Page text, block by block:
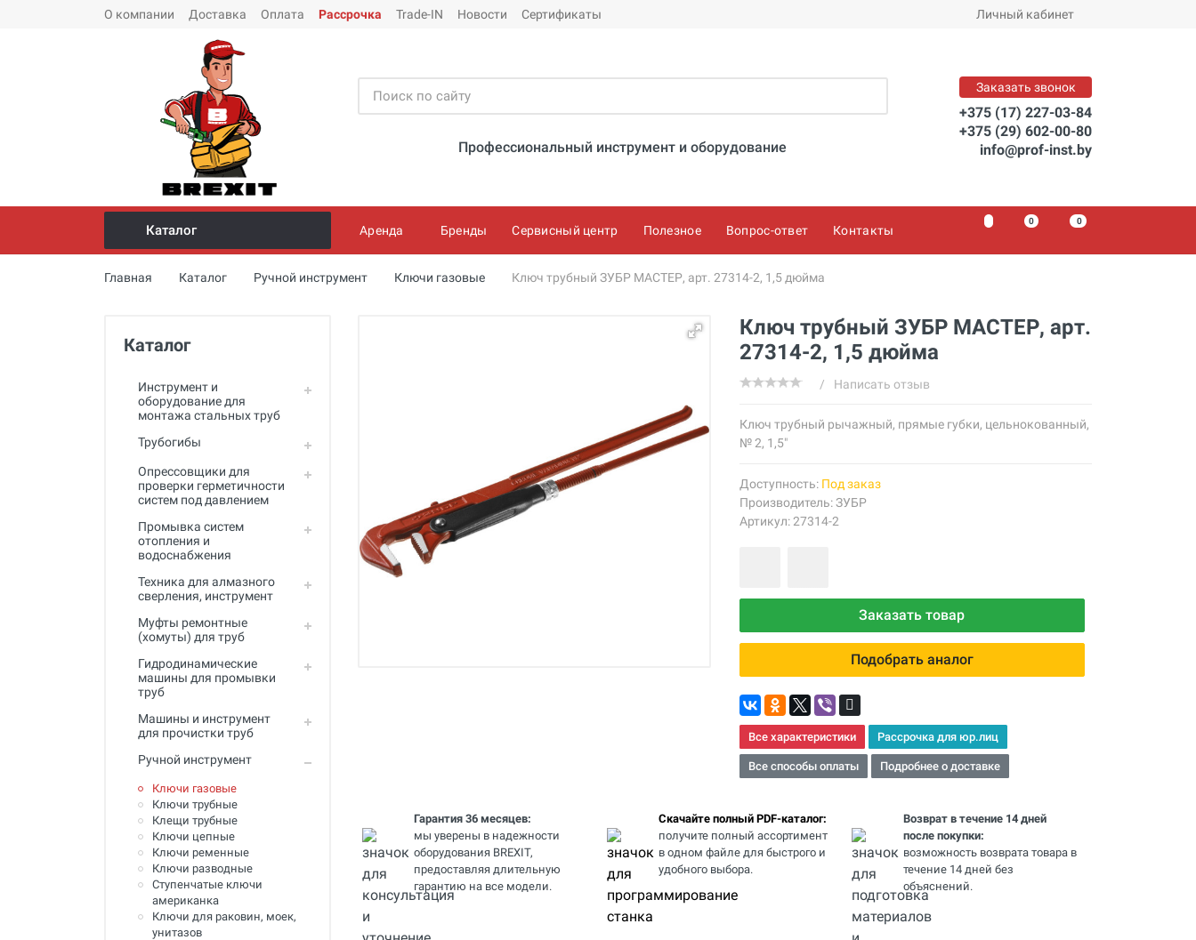
О компании Доставка Оплата Рассрочка Trade-IN Новости Сертификаты Личный кабинет
Профессиональный инструмент и оборудование
Заказать звонок
+375 (17) 227-03-84
+375 (29) 602-00-80
info@prof-inst.by
Инструмент и оборудование для
монтажа стальных труб
Опрессовщики для проверки
Промывка систем отопления и
водоснабжения
сверления, инструмент
Муфты ремонтные (хомуты) для
Гидродинамические машины
для промывки труб
Машины и инструмент для
Ручной инструмент
Труборезы и ножницы для труб
сварки пластиковых труб
монтажа металлопластиковых,
Инструмент для пайки, сварки и
резки. Припой и флюс
Оборудование для сварки
полимеров
Оборудование для
телеинспекции трубопроводов
Каталог Аренда Бренды Сервисный центр Полезное Вопрос-ответ Контакты
0 00
Главная Каталог Ручной инструмент Ключи газовые Ключ трубный ЗУБР МАСТЕР, арт. 27314-2, 1,5 дюйма
Каталог
Инструмент и
оборудование для
монтажа стальных труб
Трубогибы
Опрессовщики для
проверки герметичности
систем под давлением
Промывка систем
отопления и
водоснабжения
Техника для алмазного
сверления, инструмент
Муфты ремонтные
(хомуты) для труб
Гидродинамические
машины для промывки
труб
Машины и инструмент
для прочистки труб
Ручной инструмент
Ключи газовые
Ключи трубные
Клещи трубные
Ключи цепные
Ключи ременные
Ключи разводные
Ступенчатые ключи
американка
Ключи для раковин, моек,
унитазов
Ключ трубный ЗУБР МАСТЕР, арт.
27314-2, 1,5 дюйма
/ Написать отзыв
Ключ трубный рычажный, прямые губки, цельнокованный,
№ 2, 1,5"
Доступность: Под заказ
Производитель:ЗУБР
Артикул: 27314-2
Заказать товар
Подобрать аналог
Все характеристики Рассрочка для юр.лиц
Все способы оплаты Подробнее о доставке
Гарантия 36 месяцев:
мы уверены в надежности
оборудования BREXIT,
предоставляя длительную
гарантию на все модели.
Скачайте полный PDF-каталог:
получите полный ассортимент
в одном файле для быстрого и
удобного выбора.
Возврат в течение 14 дней
после покупки:
возможность возврата товара в
течение 14 дней без
объяснений.